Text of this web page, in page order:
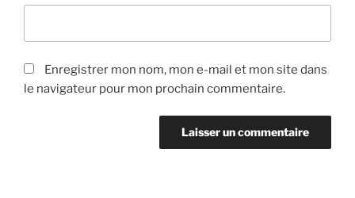
Enregistrer mon nom, mon e-mail et mon site dans
le navigateur pour mon prochain commentaire.